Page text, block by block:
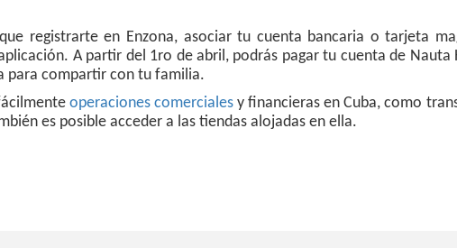
registrarte en Enzona, asociar tu cuenta bancaria o tarjeta
A partir del 1ro de abril, podrás pagar tu cuenta de Nauta
para compartir con tu familia.
operaciones comercialesy financieras en Cuba, como
es posible acceder a las tiendas alojadas en ella.